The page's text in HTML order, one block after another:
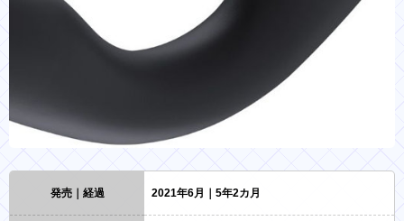
発売｜経過 2021年6月｜5年2カ月